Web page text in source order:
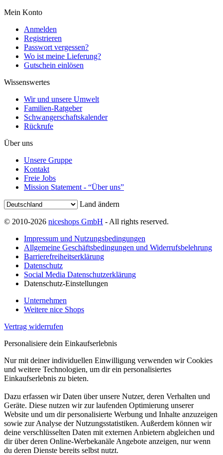
Mein Konto
Anmelden
Registrieren
Passwort vergessen?
Wo ist meine Lieferung?
Gutschein einlösen
Wissenswertes
Wir und unsere Umwelt
Familien-Ratgeber
Schwangerschaftskalender
Rückrufe
Über uns
Unsere Gruppe
Kontakt
Freie Jobs
Mission Statement - “Über uns”
Land ändern
© 2010-2026 niceshops GmbH - All rights reserved.
Impressum und Nutzungsbedingungen
Allgemeine Geschäftsbedingungen und Widerrufsbelehrung
Barrierefreiheitserklärung
Datenschutz
Social Media Datenschutzerklärung
Datenschutz-Einstellungen
Unternehmen
Weitere nice Shops
Vertrag widerrufen
Personalisiere dein Einkaufserlebnis
Nur mit deiner individuellen Einwilligung verwenden wir Cookies
und weitere Technologien, um dir ein personalisiertes
Einkaufserlebnis zu bieten.
Dazu erfassen wir Daten über unsere Nutzer, deren Verhalten und
Geräte. Diese nutzen wir zur laufenden Optimierung unserer
Website und um dir personalisierte Werbung und Inhalte anzuzeigen
sowie zur Analyse der Nutzungsstatistiken. Außerdem können wir
deine verschlüsselten Daten mit externen Anbietern abgleichen und
dir über deren Online-Werbekanäle Angebote anzeigen, nur wenn
du deren Dienste bereits selbst nutzt.